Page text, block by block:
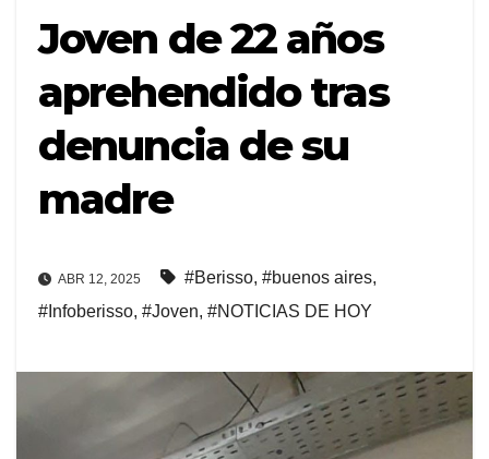
Joven de 22 años
aprehendido tras
denuncia de su
madre
ABR 12, 2025 #Berisso, #buenos aires,
#Infoberisso, #Joven, #NOTICIAS DE HOY